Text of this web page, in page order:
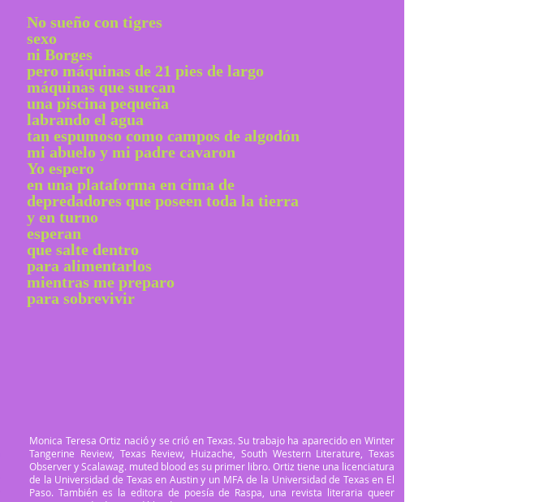
No sueño con tigres
sexo
ni Borges
pero máquinas de 21 pies de largo
máquinas que surcan
una piscina pequeña
labrando el agua
tan espumoso como campos de algodón
mi abuelo y mi padre cavaron
Yo espero
en una plataforma en cima de
depredadores que poseen toda la tierra
y en turno
esperan
que salte dentro
para alimentarlos
mientras me preparo
para sobrevivir
Monica Teresa Ortiz nació y se crió en Texas. Su trabajo ha aparecido en Winter
Tangerine Review, Texas Review, Huizache, South Western Literature, Texas
Observer y Scalawag. muted blood es su primer libro. Ortiz tiene una licenciatura
de la Universidad de Texas en Austin y un MFA de la Universidad de Texas en El
Paso. También es la editora de poesía de Raspa, una revista literaria queer